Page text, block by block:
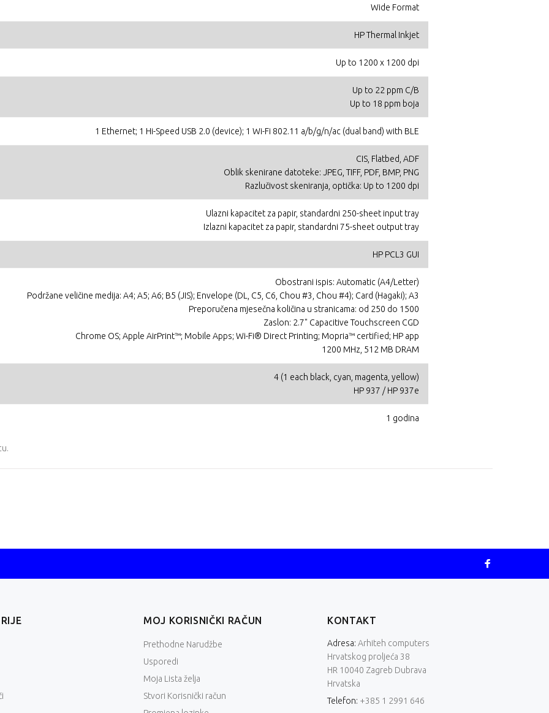
Wide Format
HP Thermal Inkjet
Up to 1200 x 1200 dpi
Up to 22 ppm C/B
Up to 18 ppm boja
1 Ethernet; 1 Hi-Speed USB 2.0 (device); 1 Wi-Fi 802.11 a/b/g/n/ac (dual band) with BLE
CIS, Flatbed, ADF
Oblik skenirane datoteke: JPEG, TIFF, PDF, BMP, PNG
Razlučivost skeniranja, optička: Up to 1200 dpi
Ulazni kapacitet za papir, standardni 250-sheet input tray
Izlazni kapacitet za papir, standardni 75-sheet output tray
HP PCL3 GUI
Obostrani ispis: Automatic (A4/Letter)
Podržane veličine medija: A4; A5; A6; B5 (JIS); Envelope (DL, C5, C6, Chou #3, Chou #4); Card (Hagaki); A3
Preporučena mjesečna količina u stranicama: od 250 do 1500
Zaslon: 2.7" Capacitive Touchscreen CGD
Chrome OS; Apple AirPrint™; Mobile Apps; Wi-Fi® Direct Printing; Mopria™ certified; HP app
1200 MHz, 512 MB DRAM
4 (1 each black, cyan, magenta, yellow)
HP 937 / HP 937e
1 godina
.
MOJ KORISNIČKI RAČUN
Prethodne Narudžbe
Usporedi
Moja Lista želja
Stvori Korisnički račun
KONTAKT
Adresa: Arhiteh computers
Hrvatskog proljeća 38
HR 10040 Zagreb Dubrava
Hrvatska
Telefon: +385 1 2991 646